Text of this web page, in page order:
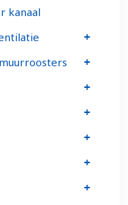
kanaal